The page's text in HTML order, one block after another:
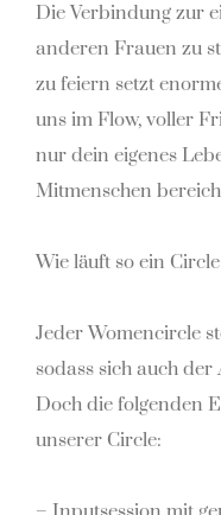
Die Verbindung zur
anderen Frauen zu
zu feiern setzt
uns im Flow, voller
nur dein eigenes
Mitmenschen
Wie läuft so ein
Jeder Womencircle
sodass sich auch
Doch die folgenden
unserer Circle: